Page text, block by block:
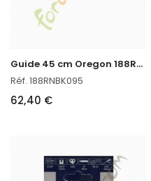
G
uide 45 cm Oregon 188RNBK095
Réf. 188RNBK095
62,40 €